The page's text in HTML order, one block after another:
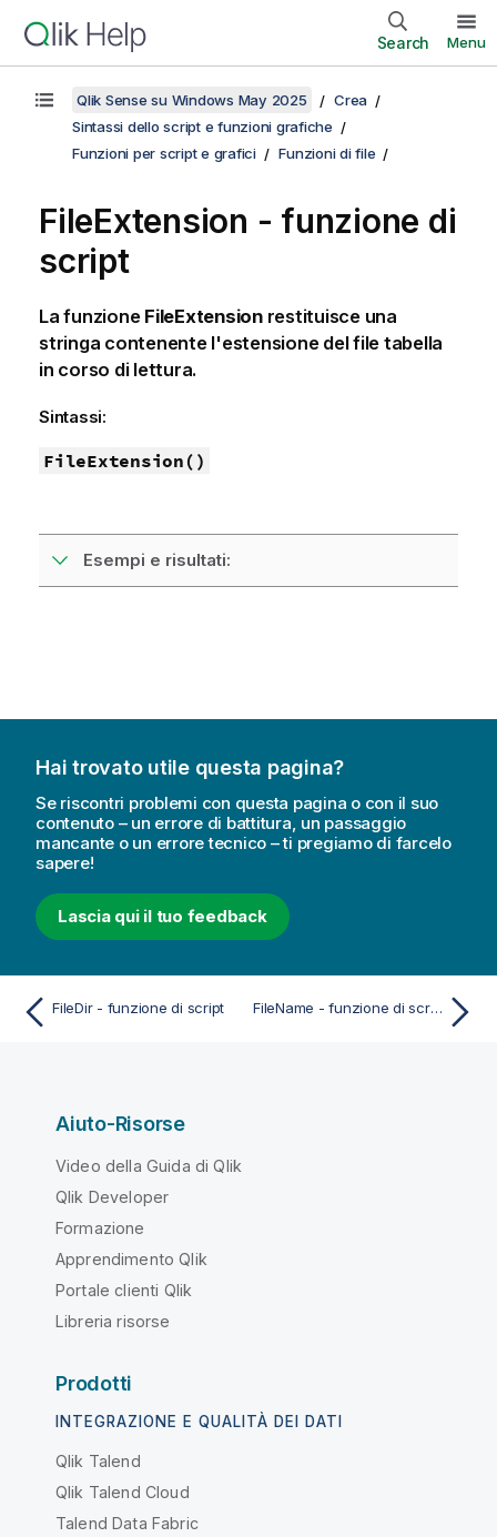
Search Menu
Qlik Sense su Windows May 2025
Crea
Sintassi dello script e funzioni grafiche
Funzioni per script e grafici
Funzioni di file
FileExtension - funzione di
script
La funzione FileExtensionrestituisce una
stringa contenente l'estensione del file tabella
in corso di lettura.
Sintassi:
FileExtension()
Esempi e risultati:
Hai trovato utile questa pagina?
Se riscontri problemi con questa pagina o con il suo
contenuto – un errore di battitura, un passaggio
mancante o un errore tecnico – ti pregiamo di farcelo
sapere!
Lascia qui il tuo feedback
FileDir - funzione di script FileName - funzione di script
Aiuto-Risorse
Video della Guida di Qlik
Qlik Developer
Formazione
Apprendimento Qlik
Portale clienti Qlik
Libreria risorse
Prodotti
INTEGRAZIONE E QUALITÀ DEI DATI
Qlik Talend
Qlik Talend Cloud
Talend Data Fabric